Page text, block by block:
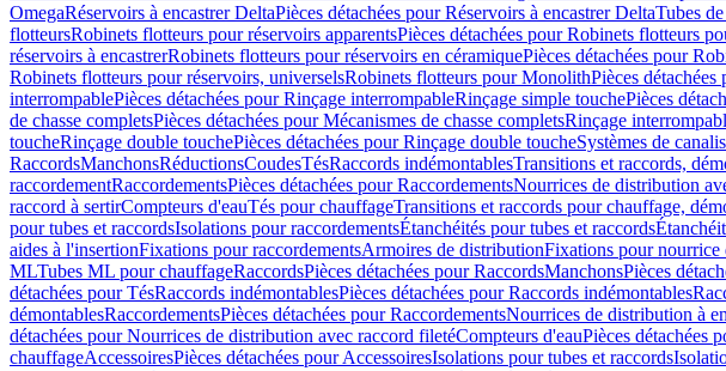
OmegaRéservoirs à encastrer DeltaPièces détachées pour Réservoirs à encastrer DeltaTubes
flotteursRobinets flotteurs pour réservoirs apparentsPièces détachées pour Robinets flotteurs
réservoirs à encastrerRobinets flotteurs pour réservoirs en céramiquePièces détachées pour
Robinets flotteurs pour réservoirs, universelsRobinets flotteurs pour MonolithPièces
interrompablePièces détachées pour Rinçage interrompableRinçage simple touchePièces
de chasse completsPièces détachées pour Mécanismes de chasse completsRinçage
toucheRinçage double touchePièces détachées pour Rinçage double toucheSystèmes de
RaccordsManchonsRéductionsCoudesTésRaccords indémontablesTransitions et raccords,
raccordementRaccordementsPièces détachées pour RaccordementsNourrices de distribution
raccord à sertirCompteurs d'eauTés pour chauffageTransitions et raccords pour chauffage,
pour tubes et raccordsIsolations pour raccordementsÉtanchéités pour tubes et raccords
aides à l'insertionFixations pour raccordementsArmoires de distributionFixations pour nourrice
MLTubes ML pour chauffageRaccordsPièces détachées pour RaccordsManchonsPièces
détachées pour TésRaccords indémontablesPièces détachées pour Raccords indémontables
démontablesRaccordementsPièces détachées pour RaccordementsNourrices de distribution à
détachées pour Nourrices de distribution avec raccord filetéCompteurs d'eauPièces détachées
chauffageAccessoiresPièces détachées pour AccessoiresIsolations pour tubes et raccords